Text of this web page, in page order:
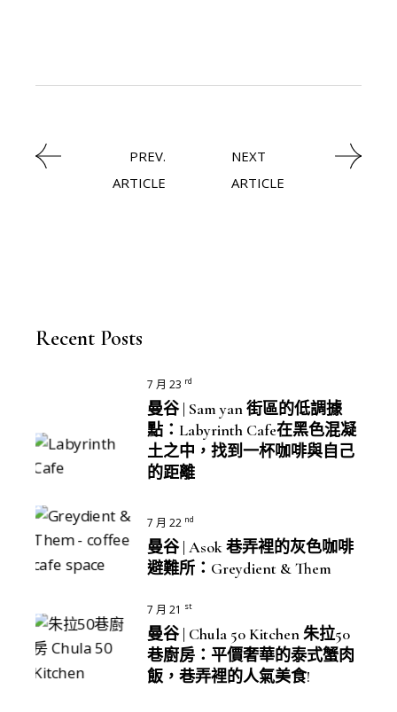
Recent Posts
7 月 23 rd
曼谷 | Sam yan 街區的低調據
點：Labyrinth Cafe在黑色混凝
土之中，找到一杯咖啡與自己
的距離
7 月 22 nd
曼谷 | Asok 巷弄裡的灰色咖啡
避難所：Greydient & Them
7 月 21 st
曼谷 | Chula 50 Kitchen 朱拉50
巷廚房：平價奢華的泰式蟹肉
飯，巷弄裡的人氣美食!
PREV.
ARTICLE
NEXT
ARTICLE